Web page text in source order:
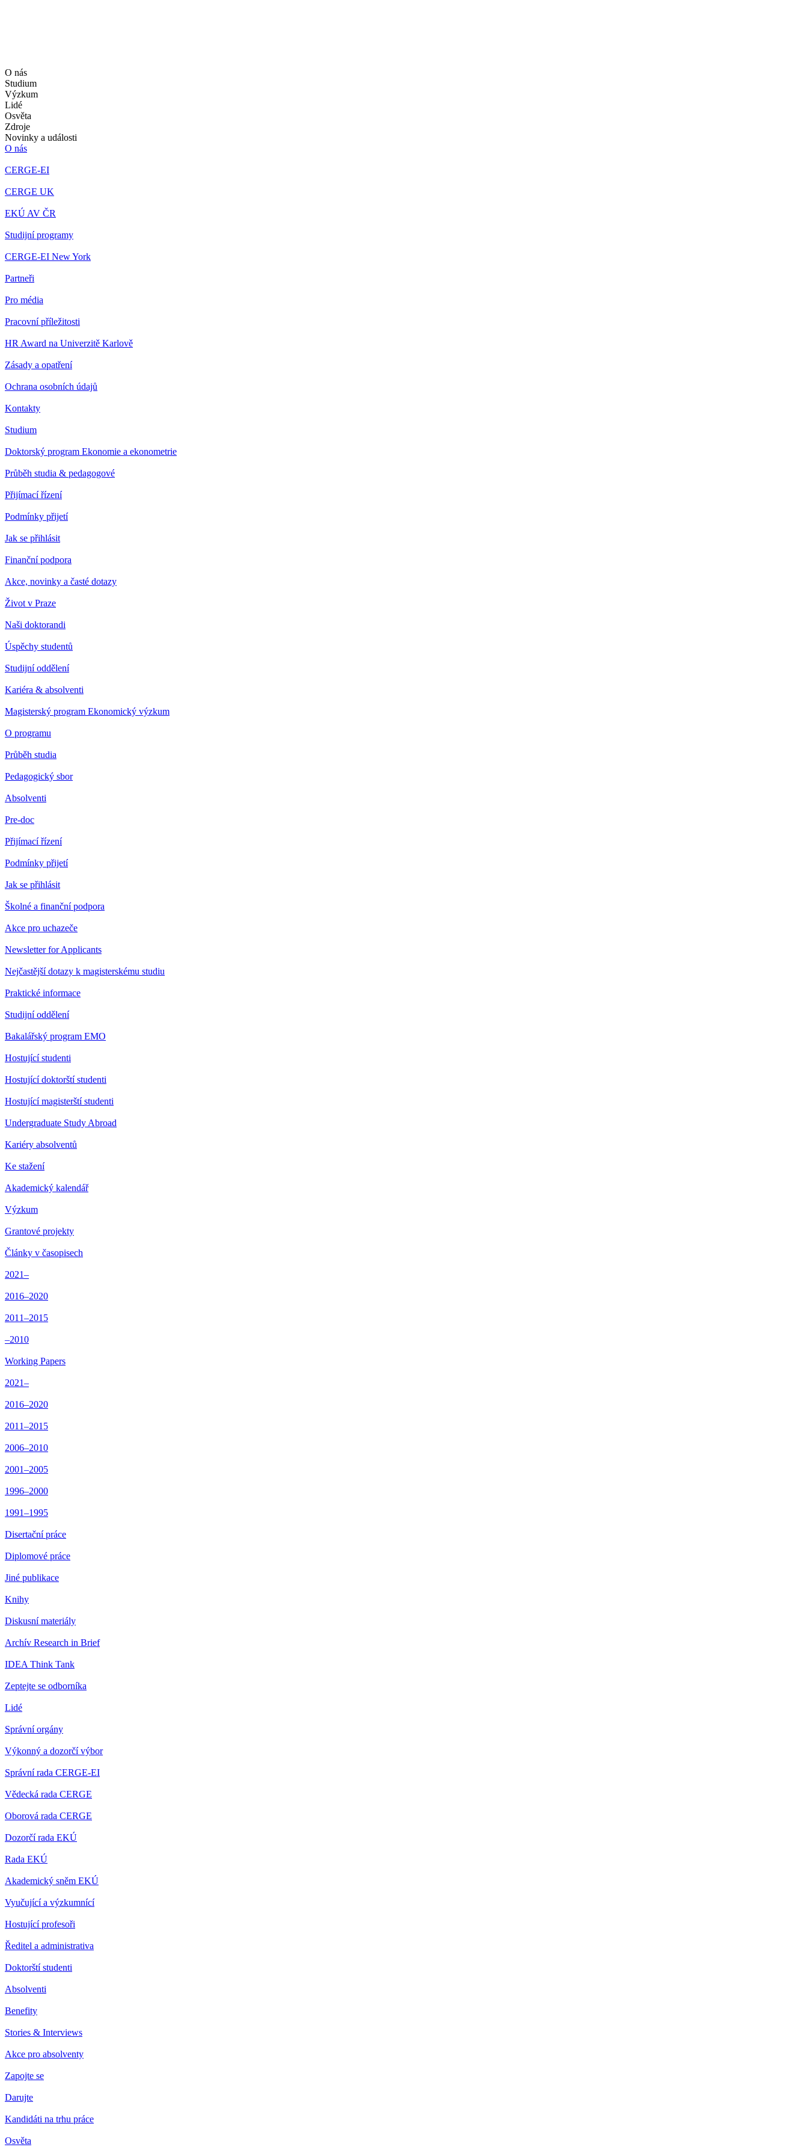
O nás
Studium
Výzkum
Lidé
Osvěta
Zdroje
Novinky a události
O nás
CERGE-EI
CERGE UK
EKÚ AV ČR
Studijní programy
CERGE-EI New York
Partneři
Pro média
Pracovní příležitosti
HR Award na Univerzitě Karlově
Zásady a opatření
Ochrana osobních údajů
Kontakty
Studium
Doktorský program Ekonomie a ekonometrie
Průběh studia & pedagogové
Přijímací řízení
Podmínky přijetí
Jak se přihlásit
Finanční podpora
Akce, novinky a časté dotazy
Život v Praze
Naši doktorandi
Úspěchy studentů
Studijní oddělení
Kariéra & absolventi
Magisterský program Ekonomický výzkum
O programu
Průběh studia
Pedagogický sbor
Absolventi
Pre-doc
Přijímací řízení
Podmínky přijetí
Jak se přihlásit
Školné a finanční podpora
Akce pro uchazeče
Newsletter for Applicants
Nejčastější dotazy k magisterskému studiu
Praktické informace
Studijní oddělení
Bakalářský program EMO
Hostující studenti
Hostující doktorští studenti
Hostující magisterští studenti
Undergraduate Study Abroad
Kariéry absolventů
Ke stažení
Akademický kalendář
Výzkum
Grantové projekty
Články v časopisech
2021–
2016–2020
2011–2015
–2010
Working Papers
2021–
2016–2020
2011–2015
2006–2010
2001–2005
1996–2000
1991–1995
Disertační práce
Diplomové práce
Jiné publikace
Knihy
Diskusní materiály
Archív Research in Brief
IDEA Think Tank
Zeptejte se odborníka
Lidé
Správní orgány
Výkonný a dozorčí výbor
Správní rada CERGE-EI
Vědecká rada CERGE
Oborová rada CERGE
Dozorčí rada EKÚ
Rada EKÚ
Akademický sněm EKÚ
Vyučující a výzkumnící
Hostující profesoři
Ředitel a administrativa
Doktorští studenti
Absolventi
Benefity
Stories & Interviews
Akce pro absolventy
Zapojte se
Darujte
Kandidáti na trhu práce
Osvěta